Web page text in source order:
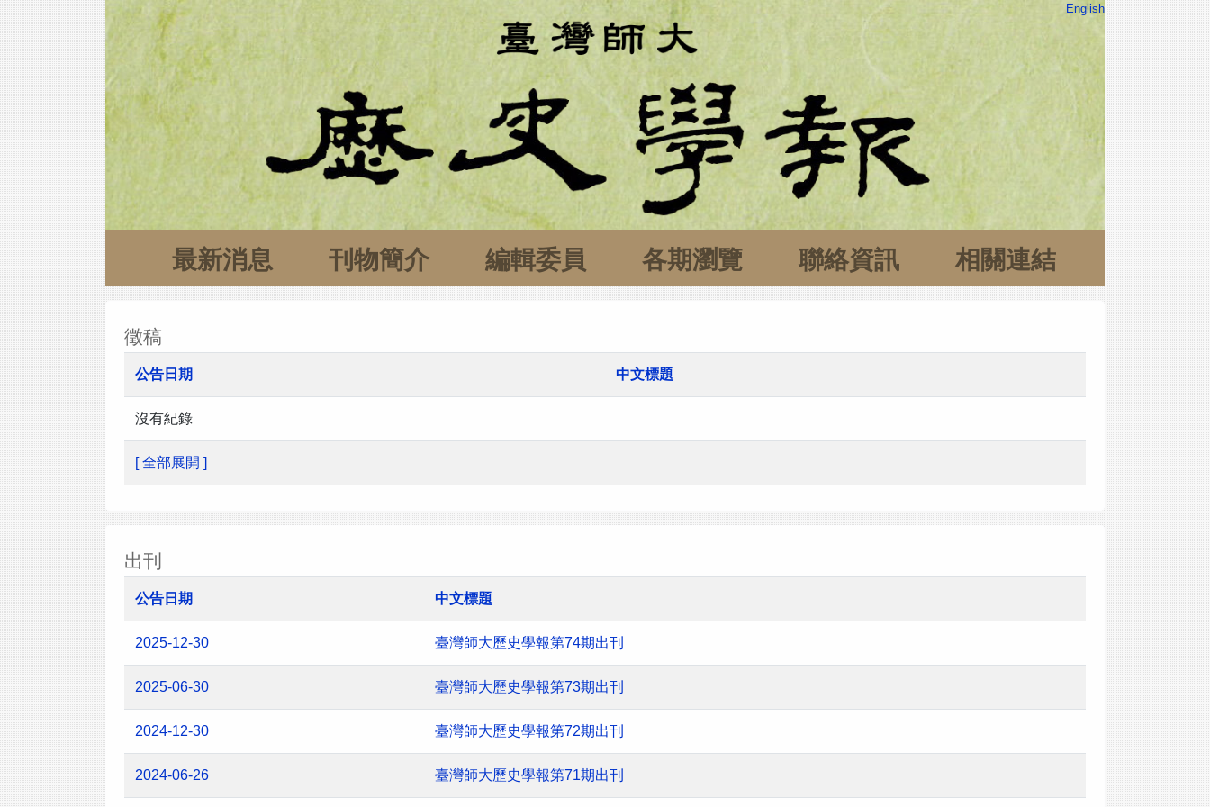
English
最新消息 刊物簡介 編輯委員 各期瀏覽 聯絡資訊 相關連結
徵稿
公告日期 中文標題
沒有紀錄
[ 全部展開 ]
出刊
公告日期 中文標題
2025-12-30 臺灣師大歷史學報第74期出刊
2025-06-30 臺灣師大歷史學報第73期出刊
2024-12-30 臺灣師大歷史學報第72期出刊
2024-06-26 臺灣師大歷史學報第71期出刊